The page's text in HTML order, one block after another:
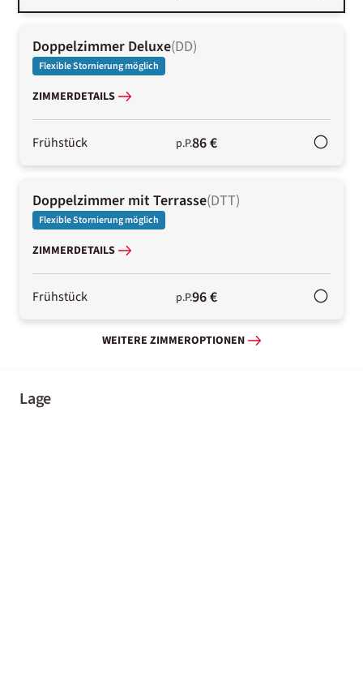
Doppelzimmer Deluxe(DD)
Flexible Stornierung möglich
ZIMMERDETAILS
Frühstück p.P.86 €
Doppelzimmer mit Terrasse(DTT)
Flexible Stornierung möglich
ZIMMERDETAILS
Frühstück p.P.96 €
WEITERE ZIMMEROPTIONEN
Lage